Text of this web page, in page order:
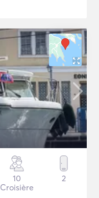
10
Croisière
2